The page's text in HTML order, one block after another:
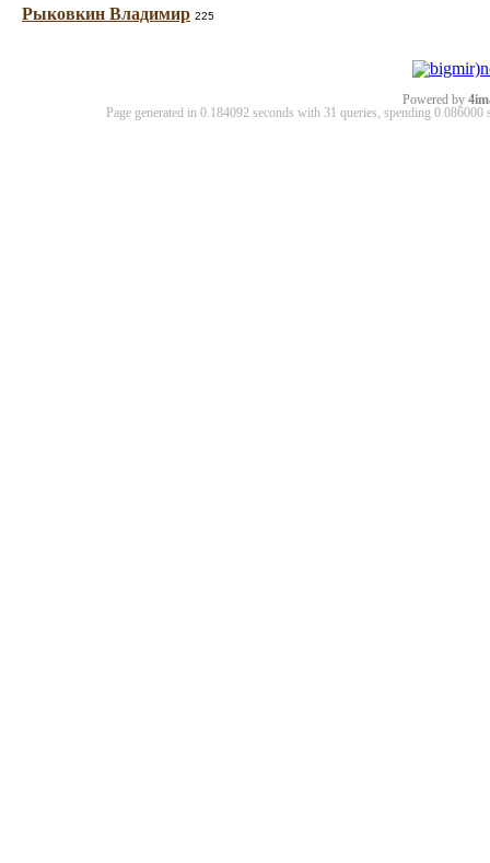
Рыковкин Владимир 225
Powered by
Page generated in 0.184092 seconds with 31 queries, spending